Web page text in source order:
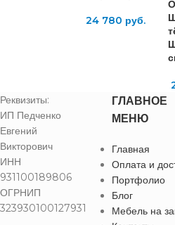
24 780 руб.
Реквизиты:
ИП Педченко
Евгений
Викторович
ИНН
931100189806
ОГРНИП
323930100127931
ГЛАВНОЕ
МЕНЮ
Главная
Оплата и
Портфолио
Блог
Мебель на